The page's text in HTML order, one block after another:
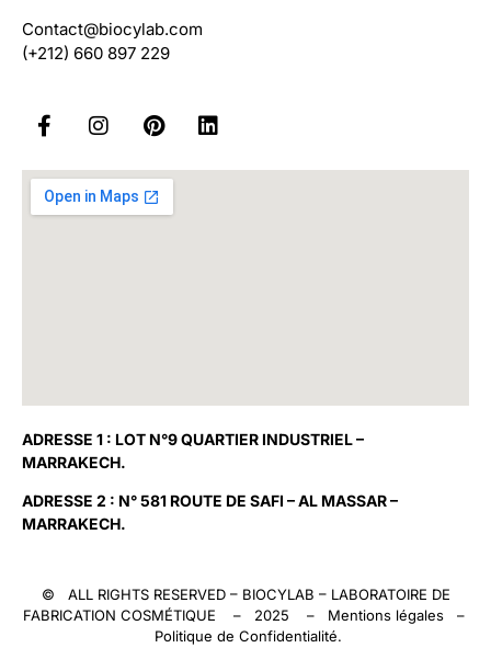
Contact@biocylab.com
(+212) 660 897 229
ADRESSE 1 : LOT N°9 QUARTIER INDUSTRIEL –
MARRAKECH.
ADRESSE 2 : N° 581 ROUTE DE SAFI – AL MASSAR –
MARRAKECH.
© ALL RIGHTS RESERVED – BIOCYLAB – LABORATOIRE DE
FABRICATION COSMÉTIQUE – 2025 – Mentions légales–
Politique de Confidentialité.